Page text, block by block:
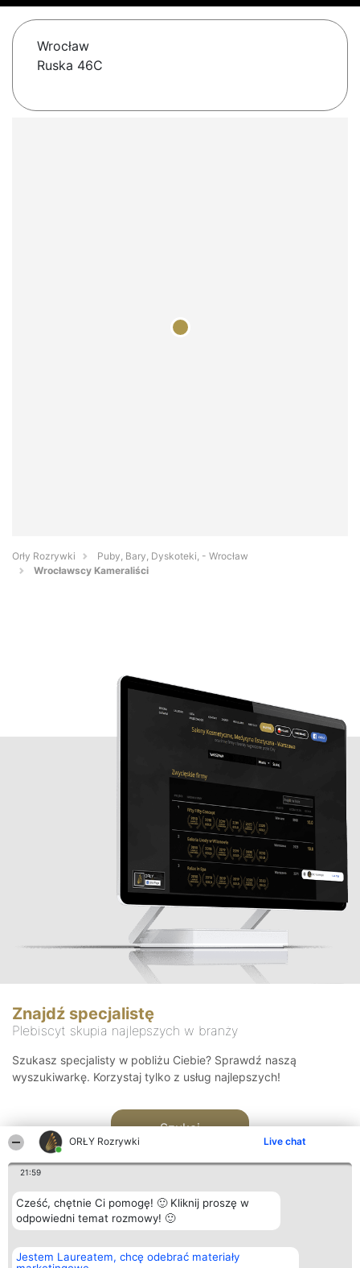
ORŁY Rozrywki Live chat
21:59
Cześć, chętnie Ci pomogę! 🙂 Kliknij proszę w
odpowiedni temat rozmowy! 🙂
Jestem Laureatem, chcę odebrać materiały
Wrocław
Ruska 46C
Orły Rozrywki
Puby, Bary, Dyskoteki, - Wrocław
Wrocławscy Kameraliści
Znajdź specjalistę
Plebiscyt skupia najlepszych w branży
Szukasz specjalisty w pobliżu Ciebie? Sprawdź naszą
wyszukiwarkę. Korzystaj tylko z usług najlepszych!
Szukaj
Organizator plebiscytu
Bright Side Solutions sp. z o.
Plebiscyt
Laureaci
Kontakt
Kontakt